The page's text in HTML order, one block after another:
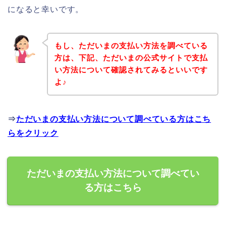
になると幸いです。
もし、ただいまの支払い方法を調べている
方は、下記、ただいまの公式サイトで支払
い方法について確認されてみるといいです
よ♪
⇒ただいまの支払い方法について調べている方はこち
らをクリック
ただいまの支払い方法について調べてい
る方はこちら